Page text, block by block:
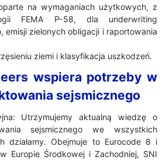
na wymaganiach użytkowych, z
FEMA P-58, dla underwriting
emisji zielonych obligacji i raportowania
ziemi i klasyfikacja uszkodzeń.
wspiera potrzeby w
sejsmicznego
Utrzymujemy aktualną wiedzę o
sejsmicznego we wszystkich
działamy. Obejmuje to Eurocode 8 i
Europie Środkowej i Zachodniej, SNI